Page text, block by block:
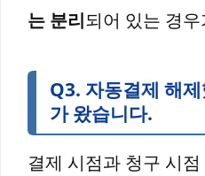
는 분리되어 있는 경
Q3. 자동결제 해
가 왔습니다.
결제 시점과 청구 시